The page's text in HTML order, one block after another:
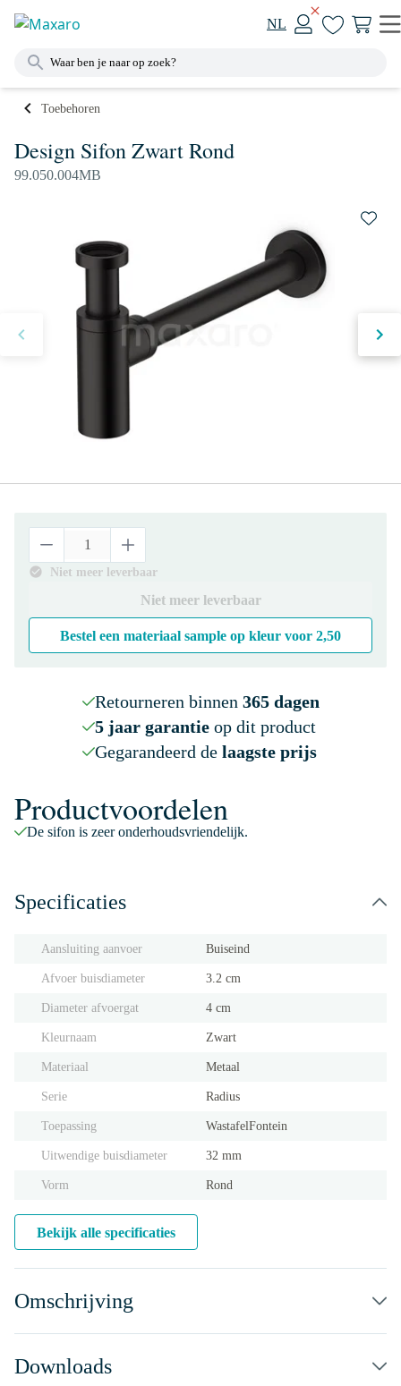
NL
Toebehoren
Design Sifon Zwart Rond
99.050.004MB
Niet meer leverbaar
Niet meer leverbaar
Bestel een materiaal sample op kleur voor 2,50
Retourneren binnen 365 dagen
5 jaar garantieop dit product
Gegarandeerd de laagste prijs
Productvoordelen
De sifon is zeer onderhoudsvriendelijk.
Specificaties
Aansluiting aanvoer Buiseind
Afvoer buisdiameter 3.2 cm
Diameter afvoergat 4 cm
Kleurnaam Zwart
Materiaal Metaal
Serie Radius
Toepassing WastafelFontein
Uitwendige buisdiameter 32 mm
Vorm Rond
Bekijk alle specificaties
Omschrijving
Downloads